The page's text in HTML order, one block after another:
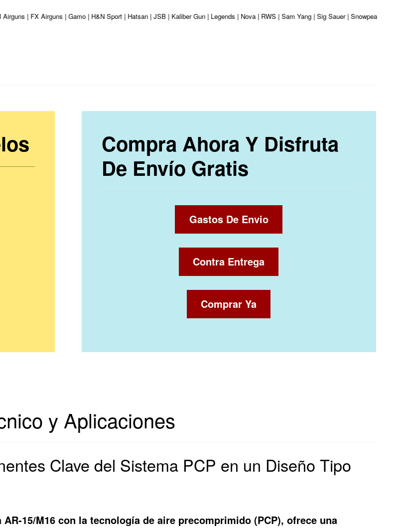
| FX Airguns | Gamo | H&N Sport | Hatsan | JSB | Kaliber Gun | Legends | Nova | RWS | Sam Yang | Sig Sauer | Snowpeak |
Compra Ahora Y Disfruta
De Envío Gratis
Gastos De Envio
Contra Entrega
Comprar Ya
y Aplicaciones
Clave del Sistema PCP en un Diseño Tipo
15/M16 con la tecnología de aire precomprimido (PCP), ofrece una